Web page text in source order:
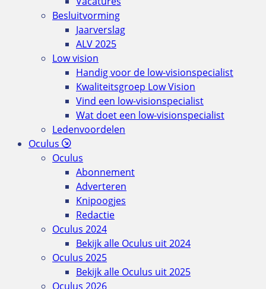
Besluitvorming
Jaarverslag
ALV 2025
Low vision
Handig voor de low-visionspecialist
Kwaliteitsgroep Low Vision
Vind een low-visionspecialist
Wat doet een low-visionspecialist
Ledenvoordelen
Oculus
Oculus
Abonnement
Adverteren
Knipoogjes
Redactie
Oculus 2024
Bekijk alle Oculus uit 2024
Oculus 2025
Bekijk alle Oculus uit 2025
Oculus 2026